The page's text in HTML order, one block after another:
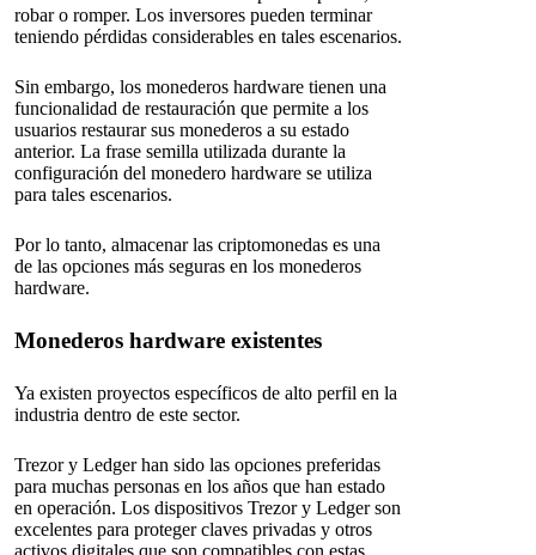
robar o romper. Los inversores pueden terminar
teniendo pérdidas considerables en tales escenarios.
Sin embargo, los monederos hardware tienen una
funcionalidad de restauración que permite a los
usuarios restaurar sus monederos a su estado
anterior. La frase semilla utilizada durante la
configuración del monedero hardware se utiliza
para tales escenarios.
Por lo tanto, almacenar las criptomonedas es una
de las opciones más seguras en los monederos
hardware.
Monederos hardware existentes
Ya existen proyectos específicos de alto perfil en la
industria dentro de este sector.
Trezor y Ledger han sido las opciones preferidas
para muchas personas en los años que han estado
en operación. Los dispositivos Trezor y Ledger son
excelentes para proteger claves privadas y otros